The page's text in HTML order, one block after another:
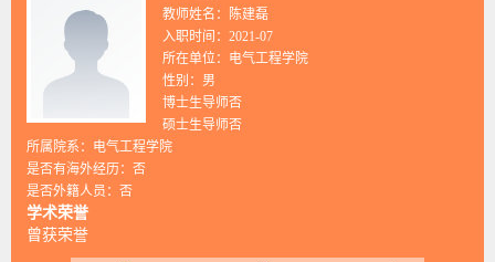
教师姓名：陈建磊
入职时间：2021-07
所在单位：电气工程学院
性别：男
博士生导师否
硕士生导师否
所属院系：电气工程学院
是否有海外经历：否
是否外籍人员：否
学术荣誉
曾获荣誉